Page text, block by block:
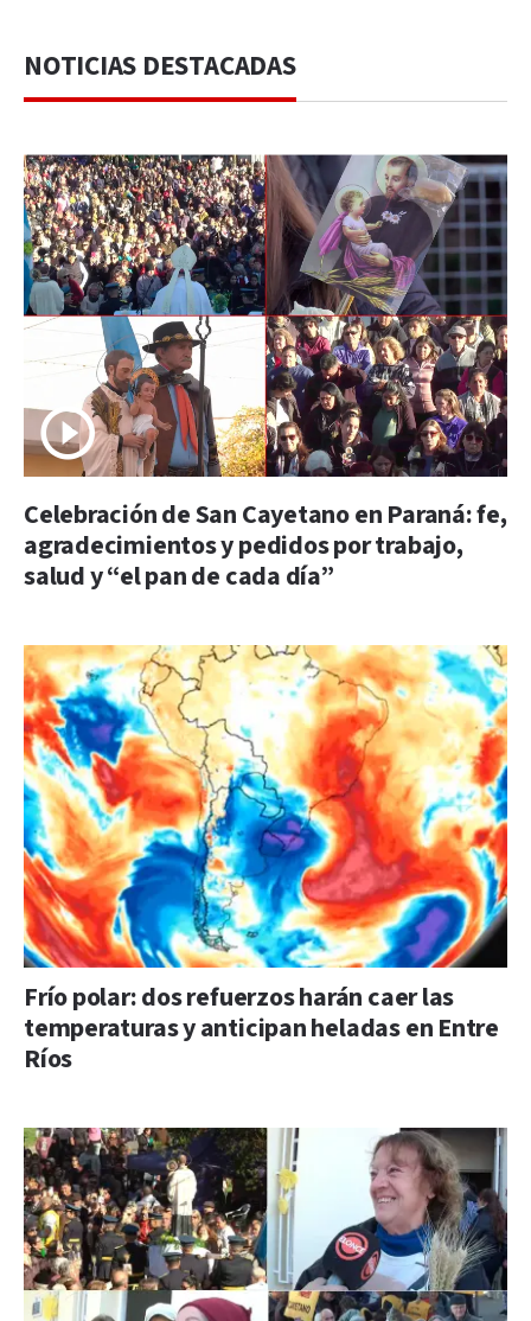
NOTICIAS DESTACADAS
Celebración de San Cayetano en Paraná: fe,
agradecimientos y pedidos por trabajo,
salud y “el pan de cada día”
Frío polar: dos refuerzos harán caer las
temperaturas y anticipan heladas en Entre
Ríos